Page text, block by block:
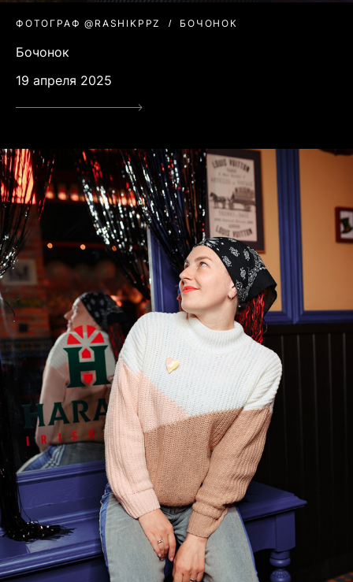
ФОТОГРАФ @RASHIKPPZ БОЧОНОК
Бочонок
19 апреля 2025